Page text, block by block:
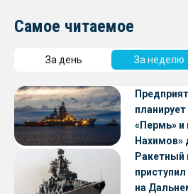
Самое читаемое
За день За неделю
«Пермь» и
Нахимов»
Ракетный
на